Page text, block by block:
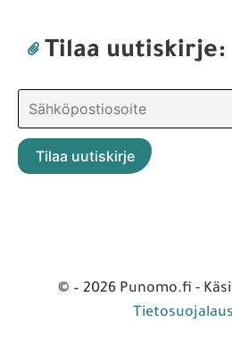
Tilaa uutiskirje:
© – 2026 Punomo.fi -